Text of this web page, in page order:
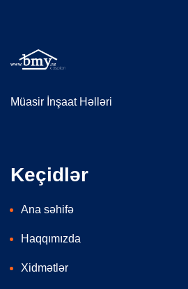
Müasir İnşaat Həlləri
Keçidlər
Ana səhifə
Haqqımızda
Xidmətlər